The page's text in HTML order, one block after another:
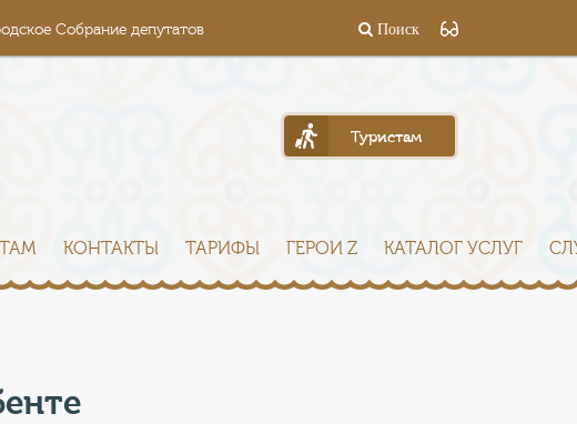
Собрание депутатов Поиск
Туристам
КОНТАКТЫ ТАРИФЫ ГЕРОИ Z КАТАЛОГ УСЛУГ